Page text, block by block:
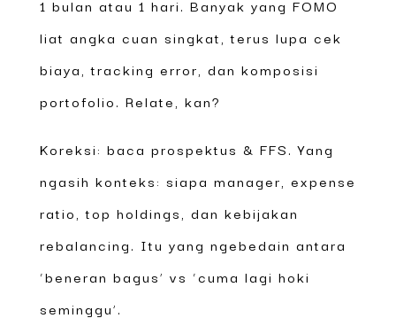
1 bulan atau 1 hari. Banyak yang FOMO
liat angka cuan singkat, terus lupa cek
biaya, tracking error, dan komposisi
portofolio. Relate, kan?
Koreksi: baca prospektus & FFS. Yang
ngasih konteks: siapa manager, expense
ratio, top holdings, dan kebijakan
rebalancing. Itu yang ngebedain antara
‘beneran bagus’ vs ‘cuma lagi hoki
seminggu’.